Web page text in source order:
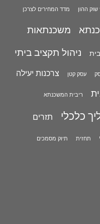
שוק ההון מדד המחירים לצרכן
משכנתאות
ניהול תקציב ביתי
עסק קטן צרכנות יעילה
ריבית המשכנתא
כלכלי תזרים
תחזית תיוק מסמכים